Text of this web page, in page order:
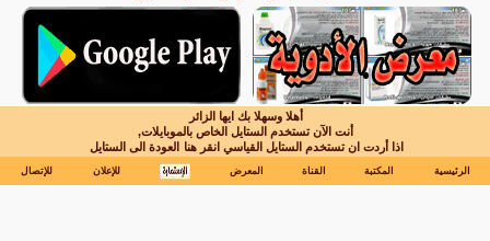
أهلا وسهلا بك ايها الزائر
أنت الآن تستخدم الستايل الخاص بالموبايلات,
اذا أردت ان تستخدم الستايل القياسي انقر هنا العودة الى الستايل
الرئيسية المكتبة القناة المعرض للإعلان للإتصال